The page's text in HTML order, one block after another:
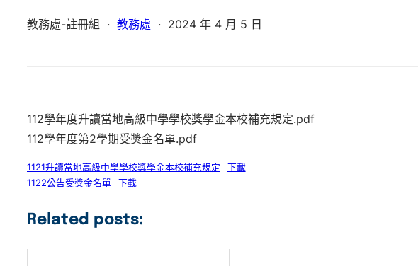
教務處-註冊組 · 教務處 · 2024 年 4 月 5 日
112學年度升讀當地高級中學學校獎學金本校補充規定.pdf
112學年度第2學期受獎金名單.pdf
1121升讀當地高級中學學校獎學金本校補充規定
下載
1122公告受獎金名單
下載
Related posts: